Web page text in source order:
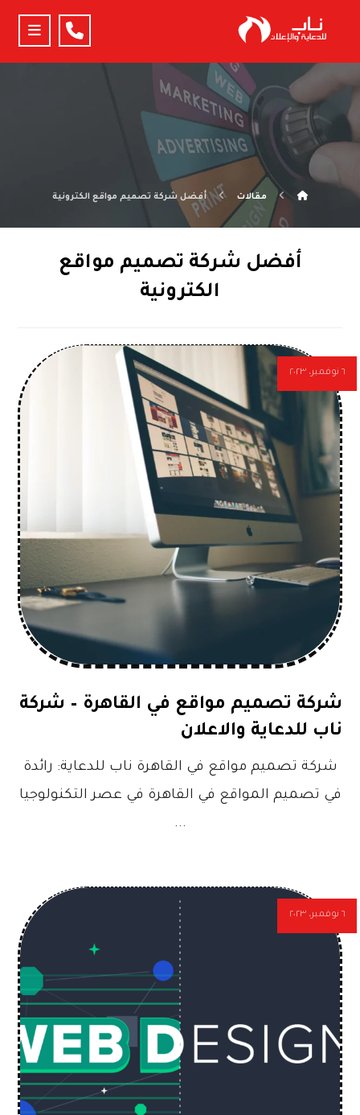
مقالات أفضل شركة تصميم مواقع الكترونية
أفضل شركة تصميم مواقع
الكترونية
شركة تصميم مواقع في القاهرة – شركة
ناب للدعاية والاعلان
٦ نوفمبر، ٢٠٢٣
شركة تصميم مواقع في القاهرة ناب للدعاية: رائدة
في تصميم المواقع في القاهرة في عصر التكنولوجيا
...
٦ نوفمبر، ٢٠٢٣